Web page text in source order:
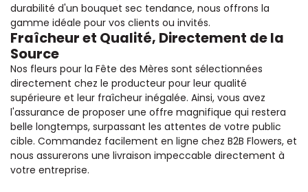
durabilité d'un bouquet sec tendance, nous offrons la
gamme idéale pour vos clients ou invités.
Fraîcheur et Qualité, Directement de la
Source
Nos fleurs pour la Fête des Mères sont sélectionnées
directement chez le producteur pour leur qualité
supérieure et leur fraîcheur inégalée. Ainsi, vous avez
l'assurance de proposer une offre magnifique qui restera
belle longtemps, surpassant les attentes de votre public
cible. Commandez facilement en ligne chez B2B Flowers, et
nous assurerons une livraison impeccable directement à
votre entreprise.